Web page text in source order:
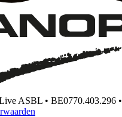
ASBL • BE0770.403.296 •